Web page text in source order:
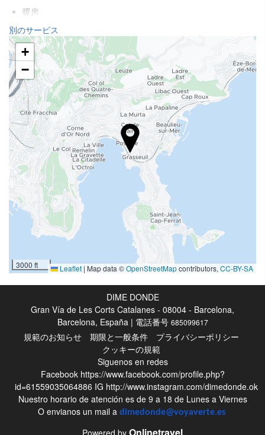
暖房
エレベーター
禁煙ルーム
アクティビティー
ウォータースポーツ
釣り
テニス
山岳スポーツ
サイクリング
駐車場
駐車場
無料駐車場
専用駐車場
安全な駐車場
共同スペース
チャペル・祭壇
ウェルネス
別のサービス
+
−
3000 ft Leaflet | Map data ©OpenStreetMapcontributors,CC-BY-SA
DIME DONDE
Gran Vía de Les Corts Catalanes - 08004 - Barcelona,
Barcelona, España | 電話番号 685099617
規範のお知らせ 期限と一般条件
プライバシーポリシー
クッキーの規範
Siguenos en redes
Facebook https://www.facebook.com/profile.php?
id=61559035064886 IG http://www.instagram.com/dimedonde.ok
Nuestro horario de atención es de 9 a 18 de Lunes a Viernes
O envianos un mail a dimedonde@voyaverte.es